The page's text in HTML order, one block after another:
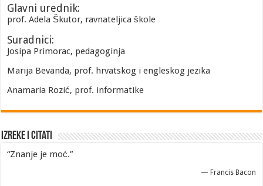
Glavni urednik:
prof. Adela Škutor, ravnateljica škole
Suradnici:
Josipa Primorac, pedagoginja
Marija Bevanda, prof. hrvatskog i engleskog jezika
Anamaria Rozić, prof. informatike
Izreke i Citati
“Znanje je moć.”
— Francis Bacon